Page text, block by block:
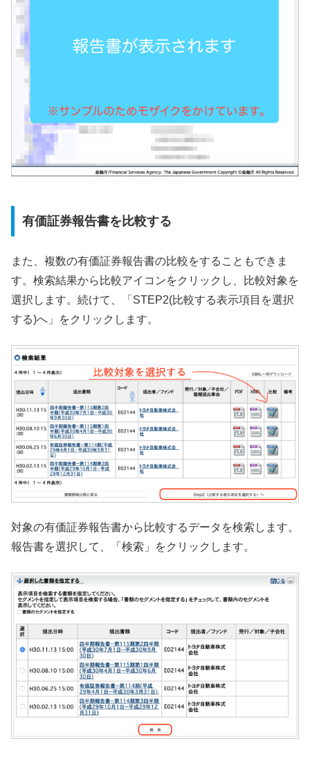
有価証券報告書を比較する
また、複数の有価証券報告書の比較をすることもできま
す。検索結果から比較アイコンをクリックし、比較対象を
選択します。続けて、「STEP2(比較する表示項目を選択
する)へ」をクリックします。
対象の有価証券報告書から比較するデータを検索します。
報告書を選択して、「検索」をクリックします。